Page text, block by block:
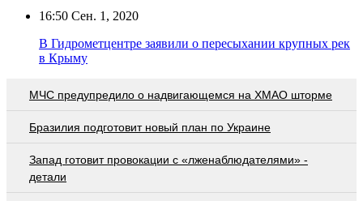
16:50 Сен. 1, 2020
В Гидрометцентре заявили о пересыхании крупных рек
в Крыму
МЧС предупредило о надвигающемся на ХМАО шторме
Бразилия подготовит новый план по Украине
Запад готовит провокации с «лженаблюдателями» -
детали